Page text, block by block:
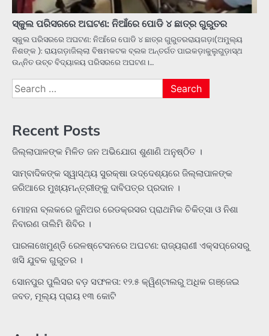
ସ୍କୁଲ ପରିସରରେ ଅଘଟଣ: ନିଆଁରେ ପୋଡି ୪ ଛାତ୍ର ଗୁରୁତର
ସ୍କୁଲ ପରିସରରେ ଅଘଟଣ: ନିଆଁରେ ପୋଡି ୪ ଛାତ୍ର ଗୁରୁତରରାୟଗଡ଼ା(ଅମୁଲ୍ୟ
ନିଶଙ୍କ ): ରାୟଗଡ଼ାଜିଲ୍ଲା ବିଷମକଟକ ବ୍ଲକ ଅନ୍ତର୍ଗତ ପାଇକଡ଼ାକୁଲୁଗୁଡ଼ାସ୍ଥ
ଉନ୍ନିତ ଉଚ୍ଚ ବିଦ୍ୟାଳୟ ପରିସରରେ ଅଘଟଣ।…
Search
for:
Recent Posts
ଜିଲ୍ଲାପାଳଙ୍କ ମିଳିତ ଜନ ଅଭିଯୋଗ ଶୁଣାଣି ଅନୁଷ୍ଠିତ ।
ସାମ୍ବାଦିକଙ୍କ ସ୍ୱାସ୍ଥ୍ୟ ସୁରକ୍ଷା ଉଦ୍ଦେଶ୍ୟରେ ଜିଲ୍ଲାପାଳଙ୍କ
ଜରିଆରେ ମୁଖ୍ୟମନ୍ତ୍ରୀଙ୍କୁ ଦାବିପତ୍ର ପ୍ରଦାନ ।
ମୋହନା ବ୍ଲକରେ ଜୁନିଅର ରେଡକ୍ରସର ପ୍ରାଥମିକ ଚିକିତ୍ସା ଓ ନିଶା
ନିବାରଣ ତାଲିମି ଶିବିର ।
ପାରଳାଖେମୁଣ୍ଡି ରେଳଷ୍ଟେସନରେ ଅଘଟଣ: ରାଜ୍ୟରାଣୀ ଏକ୍ସପ୍ରେସରୁ
ଖସି ଯୁବକ ଗୁରୁତର ।
ସୋନପୁର ପୁଲିସର ବଡ଼ ସଫଳତା: ୧୨.୫ କ୍ୱିଣ୍ଟାଲରୁ ଅଧିକ ଗଞ୍ଜେଇ
ଜବତ, ମୂଲ୍ୟ ପ୍ରାୟ ୧୩ କୋଟି